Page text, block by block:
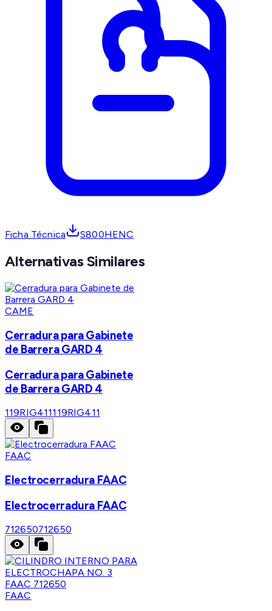
Ficha Técnica S800HENC
Alternativas Similares
CAME
Cerradura para Gabinete
de Barrera GARD 4
Cerradura para Gabinete
de Barrera GARD 4
119RIG411119RIG411
FAAC
Electrocerradura FAAC
Electrocerradura FAAC
712650712650
FAAC